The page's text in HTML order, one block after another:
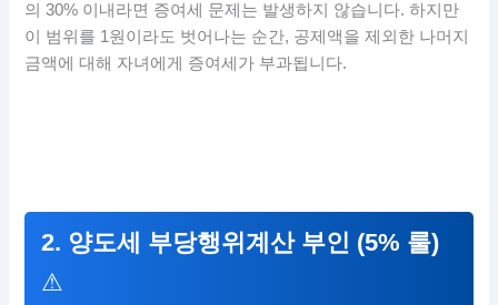
의 30% 이내라면 증여세 문제는 발생하지 않습니다. 하지만
이 범위를 1원이라도 벗어나는 순간, 공제액을 제외한 나머지
금액에 대해 자녀에게 증여세가 부과됩니다.
2. 양도세 부당행위계산 부인 (5% 룰)
⚠